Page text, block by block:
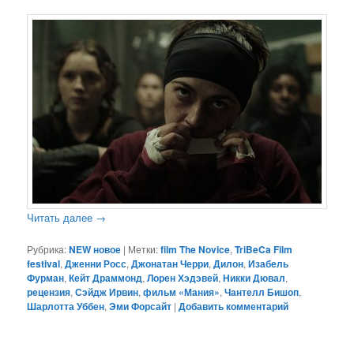
Читать далее →
Рубрика:NEW новое | Метки:film The Novice,TriBeCa Film
festival,Дженни Росс,Джонатан Черри,Дилон,Изабель
Фурман,Кейт Драммонд,Лорен Хэдэвей,Никки Дювал,
рецензия,Сэйдж Ирвин,фильм «Мания»,Чантелл Бишоп,
Шарлотта Уббен,Эми Форсайт |Добавить комментарий